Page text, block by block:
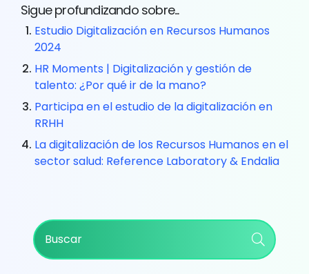
Sigue profundizando sobre...
Estudio Digitalización en Recursos Humanos
2024
HR Moments | Digitalización y gestión de
talento: ¿Por qué ir de la mano?
Participa en el estudio de la digitalización en
RRHH
La digitalización de los Recursos Humanos en el
sector salud: Reference Laboratory & Endalia
Primary
Sidebar